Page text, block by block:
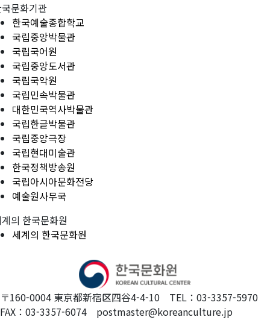
문화기관
한국예술종합학교
국립중앙박물관
국립국어원
국립중앙도서관
국립국악원
국립민속박물관
대한민국역사박물관
국립한글박물관
국립중앙극장
국립현대미술관
한국정책방송원
국립아시아문화전당
예술원사무국
의 한국문화원
세계의 한국문화원
〒160-0004 東京都新宿区四谷4-4-10 TEL：03-3357-5970
FAX：03-3357-6074 postmaster@koreanculture.jp